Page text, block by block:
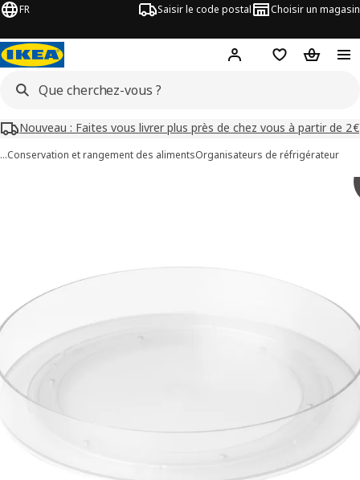
FR Saisir le code postal Choisir un magasin
Mon compteFavorisPanier
Nouveau : Faites vous livrer plus près de chez vous à partir de 2€
…Conservation et rangement des alimentsOrganisateurs de réfrigérateur